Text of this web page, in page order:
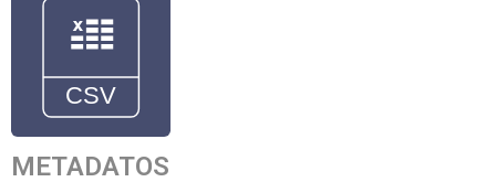
METADATOS